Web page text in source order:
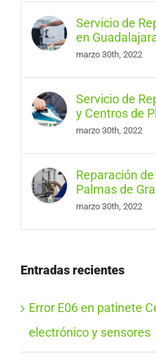
Servicio de
en
marzo 30th, 2022
Servicio de
y Centros de
marzo 30th, 2022
Reparación
Palmas de
marzo 30th, 2022
Entradas recientes
Error E06 en patinete
electrónico y sensores